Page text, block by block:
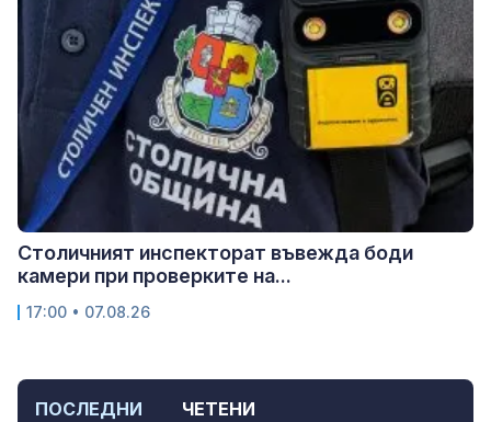
ПОСЛЕДНИ ЧЕТЕНИ
Столичният инспекторат въвежда боди
камери при проверките на...
17:00 • 07.08.26